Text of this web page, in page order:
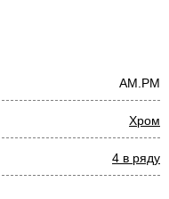
AM.PM
Хром
4 в ряду